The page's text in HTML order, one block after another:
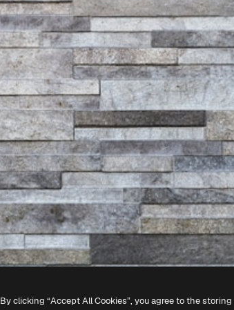
By clicking “Accept All Cookies”, you agree to the